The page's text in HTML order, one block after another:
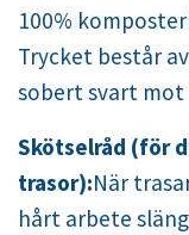
100%
Trycket består
sobert svart mot
Skötselråd (för
trasor):När
hårt arbete